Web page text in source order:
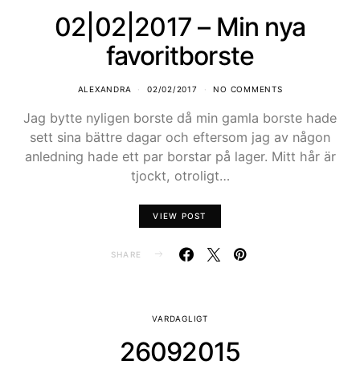
02|02|2017 – Min nya
favoritborste
ALEXANDRA 02/02/2017 NO COMMENTS
Jag bytte nyligen borste då min gamla borste hade
sett sina bättre dagar och eftersom jag av någon
anledning hade ett par borstar på lager. Mitt hår är
tjockt, otroligt…
VIEW POST
SHARE
VARDAGLIGT
26092015